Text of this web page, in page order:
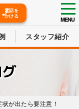
MENU
電話を
かける
スタッフ紹介
が出たら要注意！